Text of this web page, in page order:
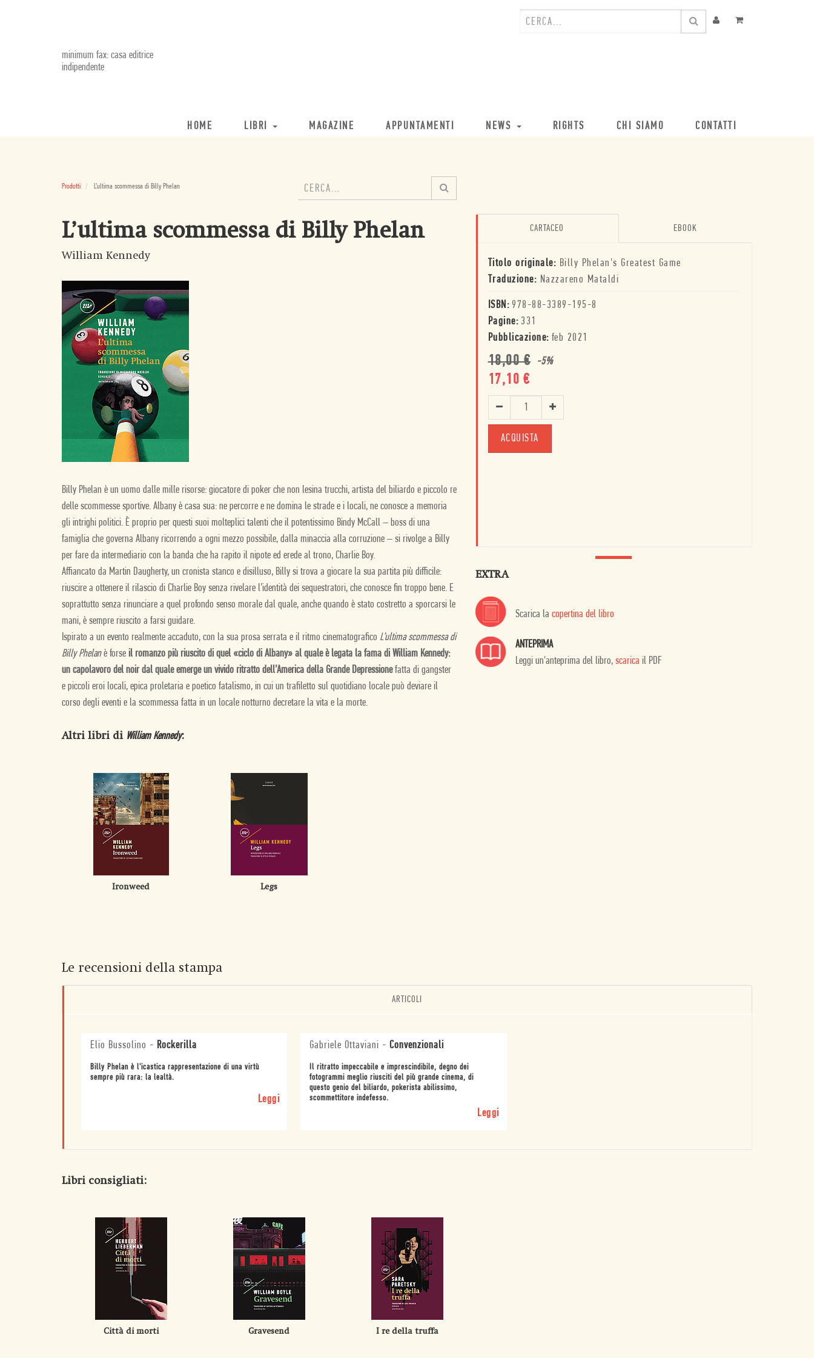
minimum fax: casa editrice
indipendente
HOME LIBRI MAGAZINE APPUNTAMENTI NEWS RIGHTS CHI SIAMO CONTATTI
Prodotti L’ultima scommessa di Billy Phelan
L’ultima scommessa di Billy Phelan
William Kennedy
Billy Phelan è un uomo dalle mille risorse: giocatore di poker che non lesina trucchi, artista del biliardo e piccolo re
delle scommesse sportive. Albany è casa sua: ne percorre e ne domina le strade e i locali, ne conosce a memoria
gli intrighi politici. È proprio per questi suoi molteplici talenti che il potentissimo Bindy McCall – boss di una
famiglia che governa Albany ricorrendo a ogni mezzo possibile, dalla minaccia alla corruzione – si rivolge a Billy
per fare da intermediario con la banda che ha rapito il nipote ed erede al trono, Charlie Boy.
Affiancato da Martin Daugherty, un cronista stanco e disilluso, Billy si trova a giocare la sua partita più difficile:
riuscire a ottenere il rilascio di Charlie Boy senza rivelare l’identità dei sequestratori, che conosce fin troppo bene. E
soprattutto senza rinunciare a quel profondo senso morale dal quale, anche quando è stato costretto a sporcarsi le
mani, è sempre riuscito a farsi guidare.
Ispirato a un evento realmente accaduto, con la sua prosa serrata e il ritmo cinematografico L’ultima scommessa di
Billy Phelanè forse il romanzo più riuscito di quel «ciclo di Albany» al quale è legata la fama di William Kennedy:
un capolavoro del noir dal quale emerge un vivido ritratto dell’America della Grande Depressionefatta di gangster
e piccoli eroi locali, epica proletaria e poetico fatalismo, in cui un trafiletto sul quotidiano locale può deviare il
corso degli eventi e la scommessa fatta in un locale notturno decretare la vita e la morte.
CARTACEO EBOOK
Titolo originale: Billy Phelan's Greatest Game
Traduzione: Nazzareno Mataldi
ISBN: 978-88-3389-195-8
Pagine: 331
Pubblicazione: feb 2021
18,00€ -5%
17,10 €
ACQUISTA
EXTRA
Scarica la copertina del libro
ANTEPRIMA
Leggi un'anteprima del libro, scarica il PDF
Altri libri di William Kennedy:
Ironweed Legs
Le recensioni della stampa
ARTICOLI
Elio Bussolino - Rockerilla
Billy Phelan è l'icastica rappresentazione di una virtù
sempre più rara: la lealtà.
Leggi
Gabriele Ottaviani -Convenzionali
Il ritratto impeccabile e imprescindibile, degno dei
fotogrammi meglio riusciti del più grande cinema, di
questo genio del biliardo, pokerista abilissimo,
scommettitore indefesso.
Leggi
Libri consigliati:
Città di morti Gravesend I re della truffa